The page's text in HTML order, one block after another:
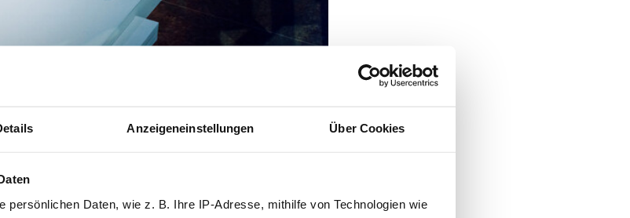
Anzeigeneinstellungen Über Cookies
persönlichen Daten, wie z. B. Ihre IP-Adresse, mithilfe von Technologien wie
Advertisement